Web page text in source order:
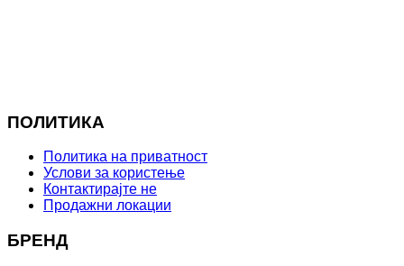
ПОЛИТИКА
Политика на приватност
Услови за користење
Контактирајте не
Продажни локации
БРЕНД